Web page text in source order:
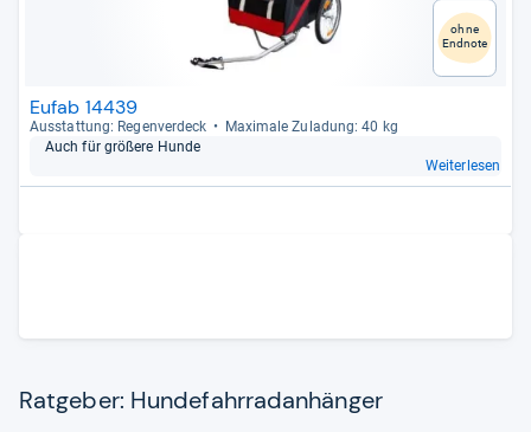
ohne
Endnote
Eufab 14439
Aus­stat­tung: Regen­ver­deck
Maxi­male Zula­dung: 40 kg
Auch für grö­ßere Hunde
Weiterlesen
Ratgeber: Hundefahrradanhänger